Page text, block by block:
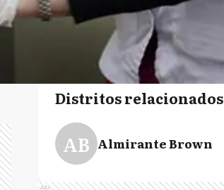
Distritos relacionados
AB Almirante Brown
Ads